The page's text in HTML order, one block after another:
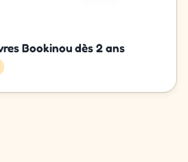
Bookinou dès 2 ans